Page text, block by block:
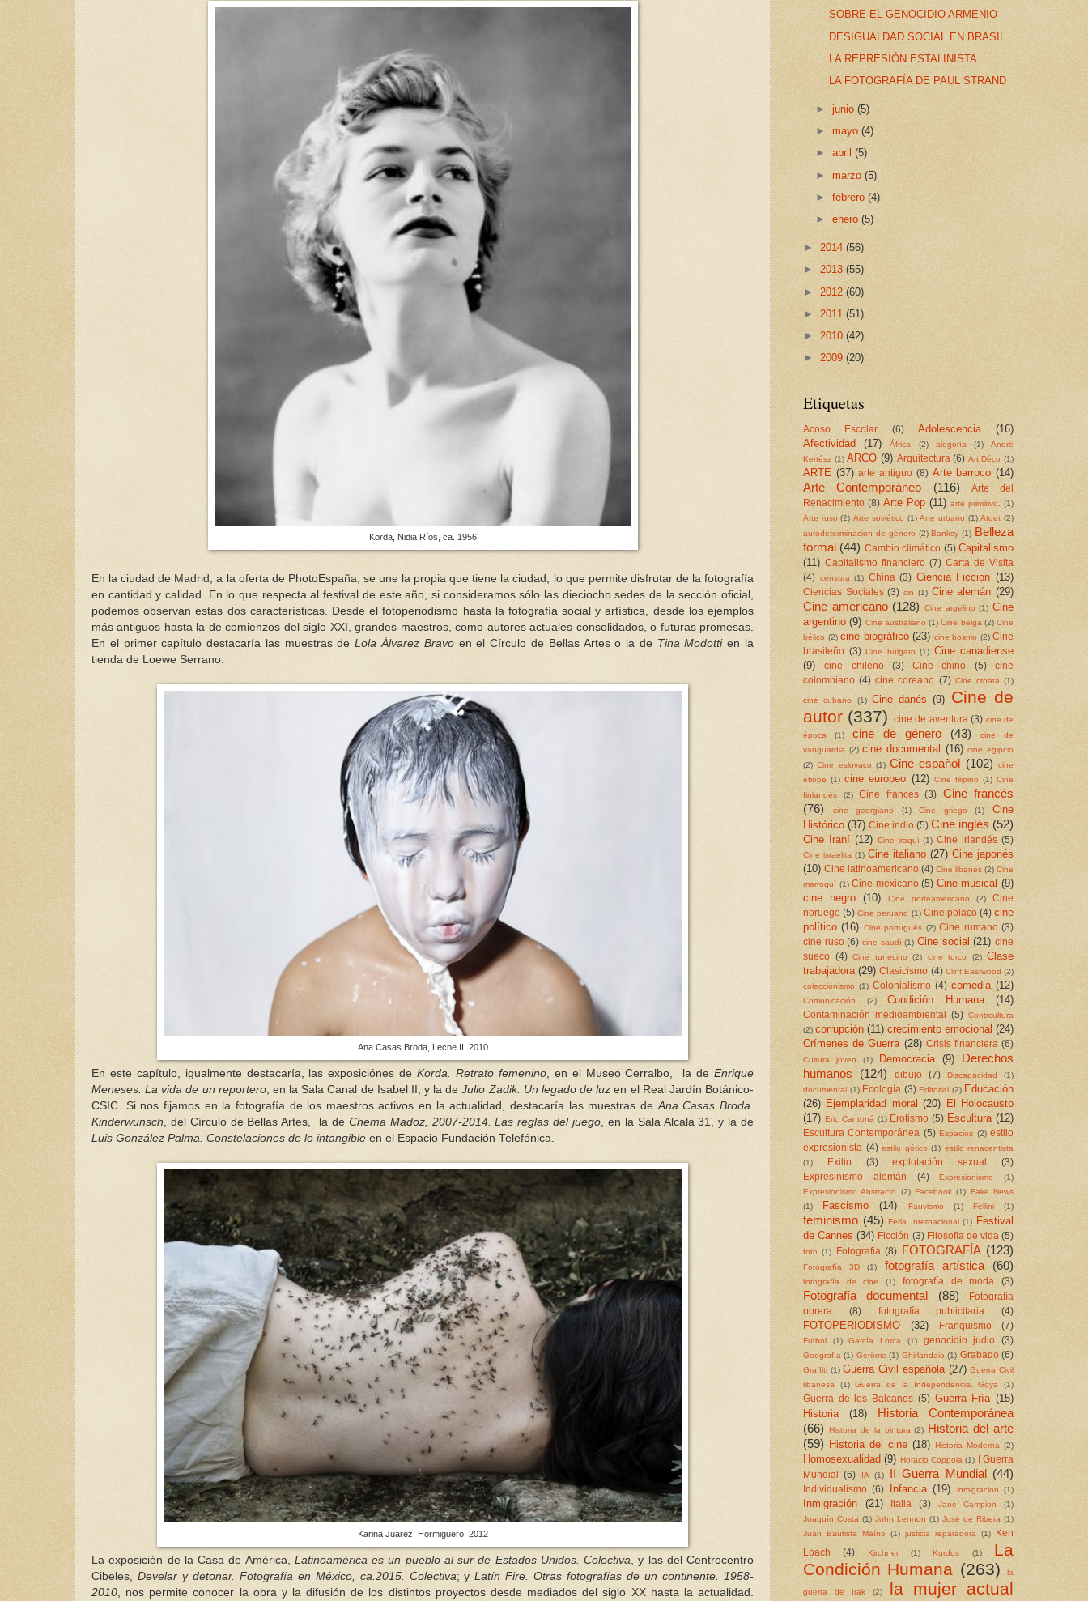
Korda, Nidia Ríos, ca. 1956
En la ciudad de Madrid, a la oferta de PhotoEspaña, se une la propia que tiene la ciudad, lo que permite disfrutar de la fotografía
en cantidad y calidad. En lo que respecta al festival de este año, si consideramos sólo las dieciocho sedes de la sección oficial,
podemos observan estas dos características. Desde el fotoperiodismo hasta la fotografía social y artística, desde los ejemplos
más antiguos hasta la de comienzos del siglo XXI, grandes maestros, como autores actuales consolidados, o futuras promesas.
En el primer capítulo destacaría las muestras deLola Álvarez Bravoen el Círculo de Bellas Artes o la de Tina Modottien la
tienda de Loewe Serrano.
Ana Casas Broda, Leche II, 2010
En este capítulo, igualmente destacaría, las exposiciónes deKorda. Retrato femenino, en el Museo Cerralbo, la deEnrique
Meneses. La vida de un reportero, en la Sala Canal de Isabel II, y la deJulio Zadik. Un legado de luzen el Real Jardín Botánico-
CSIC. Si nos fijamos en la fotografía de los maestros activos en la actualidad, destacaría las muestras deAna Casas Broda.
Kinderwunsch, del Círculo de Bellas Artes, la deChema Madoz, 2007-2014. Las reglas del juego, en la Sala Alcalá 31, y la de
Luis González Palma. Constelaciones de lo intangible en el Espacio Fundación Telefónica.
Karina Juarez, Hormiguero, 2012
La exposición de la Casa de América, Latinoamérica es un pueblo al sur de Estados Unidos. Colectiva , y las del Centrocentro
Cibeles, Develar y detonar. Fotografía en México, ca.2015. Colectiva; y Latín Fire. Otras fotografías de un continente. 1958-
2010 , nos permite conocer la obra y la difusión de los distintos proyectos desde mediados del siglo XX hasta la actualidad.
SOBRE EL GENOCIDIO ARMENIO
DESIGUALDAD SOCIAL EN BRASIL
LA REPRESIÓN ESTALINISTA
LA FOTOGRAFÍA DE PAUL STRAND
►junio(5)
►mayo(4)
►abril(5)
►marzo(5)
►febrero(4)
►enero(5)
► 2014 (56)
► 2013 (55)
► 2012 (60)
► 2011 (51)
► 2010 (42)
► 2009 (20)
Etiquetas
Acoso Escolar (6) Adolescencia
(16)
Afectividad
(17) África (2) alegoría (1)
André
Kertész (1) ARCO (9) Arquitectura (6) Art Déco (1)
ARTE (37) arte antiguo (8) Arte barroco (14)
Arte Contemporáneo (116)
Arte del
Renacimiento (8) Arte Pop (11) arte primitivo.
(1)
Arte ruso (2) Arte soviético (1) Arte urbano (1) Atget (2)
autodeterminación de género (2) Banksy (1) Belleza
formal (44) Cambio climático (5) Capitalismo
(11) Capitalismo financiero (7) Carta de Visita
(4) censura (1) China (3) Ciencia Ficcion (13)
Ciencias Sociales (3) cin (1) Cine alemán (29)
Cine americano (128) Cine argelino (1) Cine
argentino (9) Cine australiano (1) Cine belga (2) Cine
bélico (2) cine biográfico (23) cine bosnio (2) Cine
brasileño (3) Cine búlgaro (1) Cine canadiense
(9)
cine chileno (3) Cine chino (5)
cine
colombiano (4) cine coreano (7) Cine croata (1)
cine cubano (1) Cine danés (9) Cine de
autor (337) cine de aventura (3) cine de
época
(1) cine de género (43)
cine de
vanguardia (2) cine documental (16) cine egipcio
(2) Cine eslovaco (1) Cine español (102)
cine
etiope (1) cine europeo (12) Cine filipino (1) Cine
finlandés
(2) Cine frances (3)
Cine francés
(76)
cine georgiano (1) Cine griego (1)
Cine
Histórico (37) Cine indio (5) Cine inglés (52)
Cine Iraní (12) Cine iraquí (1) Cine irlandés (5)
Cine israelita (1) Cine italiano (27) Cine japonés
(10) Cine latinoamericano (4) Cine libanés (2) Cine
marroquí (1) Cine mexicano (5) Cine musical (9)
cine negro (10) Cine norteamericano (2)
Cine
noruego (5) Cine peruano (1) Cine polaco (4) cine
político (16) Cine portugués (2) Cine rumano (3)
cine ruso (6) cine saudí (1) Cine social (21) cine
sueco
(4) Cine tunecino (2) cine turco (2) Clase
trabajadora (29) Clasicismo (4) Clint Eastwood (2)
coleccionismo (1) Colonialismo (4) comedia (12)
Comunicación (2) Condición Humana (14)
Contaminación medioambiental (5) Contrcultura
(2) corrupción (11) crecimiento emocional (24)
Crímenes de Guerra (28) Crisis financiera (6)
Cultura joven (1) Democracia (9)
Derechos
humanos (124) dibujo (7) Discapacidad
(1)
documental (1) Ecología (3) Editorial (2) Educación
(26) Ejemplaridad moral (20) El Holocausto
(17) Eric Cantoná (1) Erotismo (5) Escultura (12)
Escultura Contemporánea (5) Espacios (2) estilo
expresionista (4) estilo gótico (1) estilo renacentista
(1)
Exilio (3) explotación sexual
(3)
Expresinismo alemán
(4) Expresionismo
(1)
Expresionismo Abstracto
(2) Facebook (1)
Fake News
(1)
Fascismo (14) Fauvismo (1) Fellini (1)
feminismo (45) Feria Internacional (1) Festival
de Cannes (34) Ficción (3) Filosofía de vida (5)
foto (1) Fotografia (8) FOTOGRAFÍA (123)
Fotografía 3D (1) fotografía artística (60)
fotografía de cine (1) fotografía de moda (3)
Fotografía documental (88)
Fotografía
obrera
(8) fotografía publicitaria (4)
FOTOPERIODISMO (32) Franquismo (7)
Futbol (1) García Lorca (1) genocidio judio (3)
Geografía (1) Gerôme (1) Ghirlandaio (1) Grabado (6)
Graffiti (1) Guerra Civil española (27) Guerra Civil
libanesa
(1) Guerra de la Independencia. Goya (1)
Guerra de los Balcanes (5) Guerra Fría (15)
Historia
(18)
Historia Contemporánea
(66)
Historia de la pintura (2) Historia del arte
(59) Historia del cine (18) Historia Moderna (2)
Homosexualidad (9) Horacio Coppola (1)
I Guerra
Mundial
(6) IA (1) II Guerra Mundial (44)
Individualismo (6) Infancia (19) inmigracion (1)
Inmigración (21) Italia (3) Jane Campion
(1)
Joaquín Costa (1) John Lennon (1) José de Ribera (1)
Juan Bautista Maíno (1) justicia reparadora (1)
Ken
Loach
(4) Kirchner (1) Kurdos (1)
La
Condición Humana (263) la
guerra de Irak (2)
la mujer actual